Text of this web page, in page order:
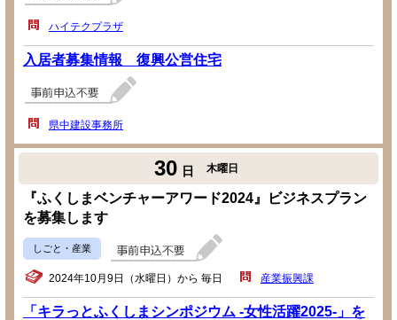
ハイテクプラザ
入居者募集情報 復興公営住宅
県中建設事務所
30 日 木曜日
『ふくしまベンチャーアワード2024』ビジネスプラン
を募集します
しごと・産業
2024年10月9日（水曜日）から 毎日 産業振興課
「キラっとふくしまシンポジウム -女性活躍2025-」を